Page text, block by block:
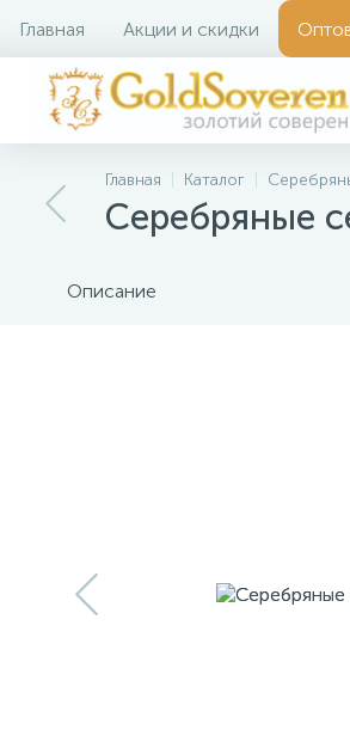
Главная Акции и скидки
Главная Каталог
Серебряные
Описание